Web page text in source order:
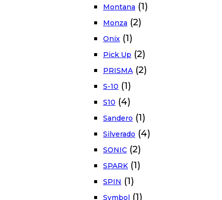
Montana (1)
Monza (2)
Onix (1)
Pick Up (2)
PRISMA (2)
S-10 (1)
S10 (4)
Sandero (1)
Silverado (4)
SONIC (2)
SPARK (1)
SPIN (1)
Symbol (1)